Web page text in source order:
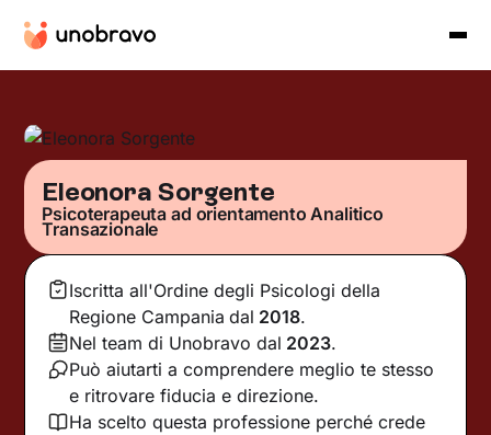
Eleonora Sorgente
Psicoterapeuta ad orientamento Analitico
Transazionale
Iscritta all'Ordine degli Psicologi della
Regione Campania dal 2018.
Nel team di Unobravo dal 2023.
Può aiutarti a comprendere meglio te stesso
e ritrovare fiducia e direzione.
Ha scelto questa professione perché crede